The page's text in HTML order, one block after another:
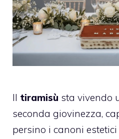
Il tiramisù sta vivendo
seconda giovinezza,
persino i canoni